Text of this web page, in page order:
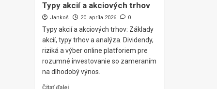
Typy akcií a akciových trhov
Jankoš 20. apríla 2026 0
Typy akcií a akciových trhov: Základy
akcií, typy trhov a analýza. Dividendy,
riziká a výber online platforiem pre
rozumné investovanie so zameraním
na dlhodobý výnos.